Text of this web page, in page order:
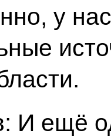
у
И ещё